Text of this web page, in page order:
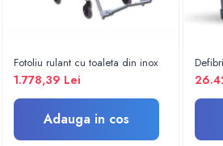
Fizioterapie
Electroterapie
Dispozitive ingrijire pacienti
Accesorii scaun cu rotile
Ingrijire la domiciliu
Fotoliu rulant cu toaleta din inox
1.778,39 Lei
Adauga in cos